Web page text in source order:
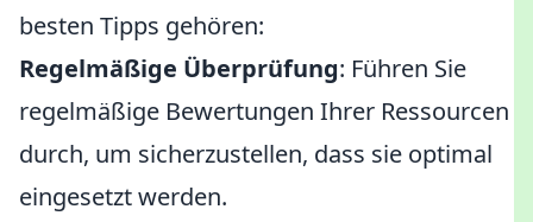
besten Tipps gehören:
Regelmäßige Überprüfung: Führen Sie
regelmäßige Bewertungen Ihrer Ressourcen
durch, um sicherzustellen, dass sie optimal
eingesetzt werden.